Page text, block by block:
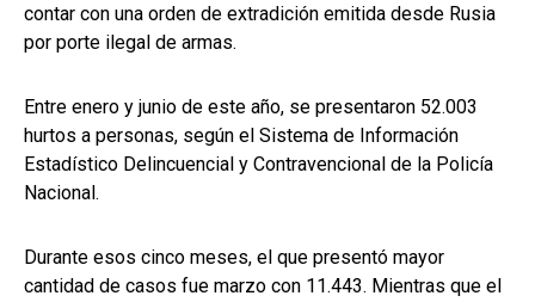
contar con una orden de extradición emitida desde Rusia
por porte ilegal de armas.
Entre enero y junio de este año, se presentaron 52.003
hurtos a personas, según el Sistema de Información
Estadístico Delincuencial y Contravencional de la Policía
Nacional.
Durante esos cinco meses, el que presentó mayor
cantidad de casos fue marzo con 11.443. Mientras que el